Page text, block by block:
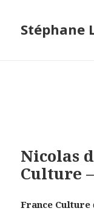
Stéphane
Nicolas
Culture
France Culture